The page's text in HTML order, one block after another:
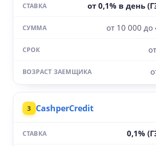
от 0,1% в день
от 10 000 до
3 CashperCredit
0,1%